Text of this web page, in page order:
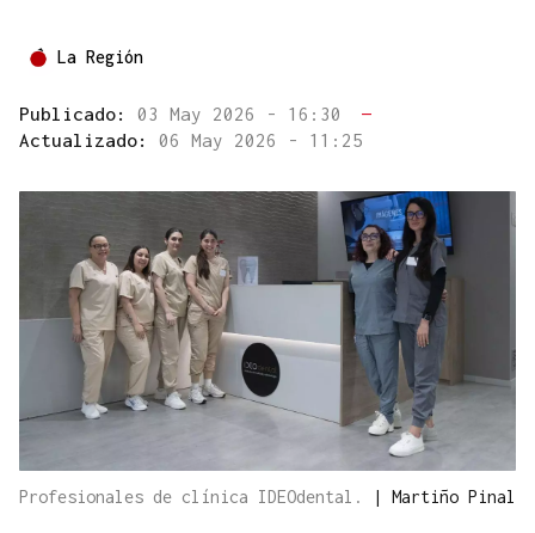
La Región
Publicado: 03 May 2026 - 16:30
—
Actualizado: 06 May 2026 - 11:25
Profesionales de clínica IDEOdental. | Martiño Pinal